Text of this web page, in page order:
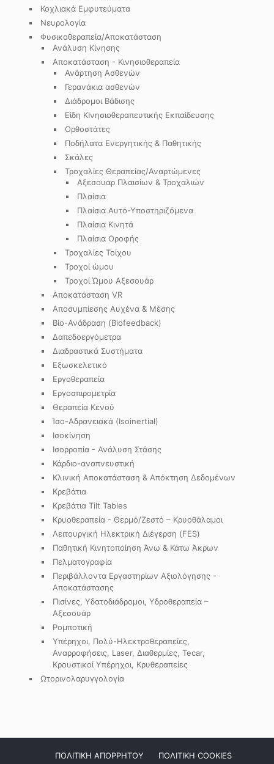
Κοχλιακά Εμφυτεύματα
Νευρολογία
Φυσικοθεραπεία/Αποκατάσταση
Ανάλυση Κίνησης
Αποκατάσταση - Κινησιοθεραπεία
Ανάρτηση Ασθενών
Γερανάκια ασθενών
Διάδρομοι Βάδισης
Είδη ΚΙνησιοθεραπευτικής Εκπαίδευσης
Ορθοστάτες
Ποδήλατα Ενεργητικής & Παθητικής
Σκάλες
Τροχαλίες Θεραπείας/Αναρτώμενες
Αξεσουαρ Πλαισίων & Τροχαλιών
Πλαίσια
Πλαίσια Αυτό-Υποστηριζόμενα
Πλαίσια Κινητά
Πλαίσια Οροφής
Τροχαλίες Τοίχου
Τροχοί ώμου
Τροχοί Ώμου Αξεσουάρ
Αποκατάσταση VR
Αποσυμπίεσης Αυχένα & Μέσης
Βίο-Ανάδραση (Biofeedback)
Δαπεδοεργόμετρα
Διαδραστικά Συστήματα
Εξωσκελετικό
Εργοθεραπεία
Εργοσπιρομετρία
Θεραπεία Κενού
Ίσο-Αδρανειακά (Isoinertial)
Ισοκίνηση
Ισορροπία - Ανάλυση Στάσης
Κάρδιο-αναπνευστική
Κλινική Αποκατάσταση & Απόκτηση Δεδομένων
Κρεβάτια
Κρεβάτια Tilt Tables
Κρυοθεραπεία - Θερμό/Ζεστό – Κρυοθάλαμοι
Λειτουργική Ηλεκτρική Διέγερση (FES)
Παθητική Κινητοποίηση Άνω & Κάτω Άκρων
Πελματογραφία
Περιβάλλοντα Εργαστηρίων Αξιολόγησης -
Αποκατάστασης
Πισίνες, Υδατοδιάδρομοι, Υδροθεραπεία –
Αξεσουάρ
Ρομποτική
Υπέρηχοι, Πολύ-Ηλεκτροθεραπείες,
Αναρροφήσεις, Laser, Διαθερμίες, Tecar,
Κρουστικοί Υπέρηχοι, Κρυθεραπείες
Ωτορινολαρυγγολογία
ΠΟΛΙΤΙΚΗ ΑΠΟΡΡΗΤΟΥ
ΠΟΛΙΤΙΚΗ COOKIES